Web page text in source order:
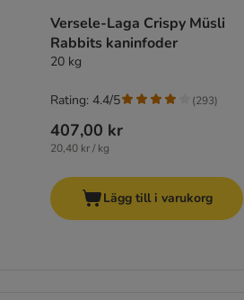
Versele-Laga Crispy Müsli
Rabbits kaninfoder
20 kg
407,00 kr
20,40 kr / kg
Rating: 4.4/5 (293)
Lägg till i varukorg